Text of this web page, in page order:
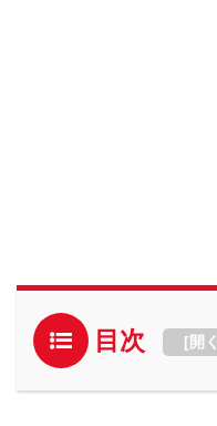
目次 [開く